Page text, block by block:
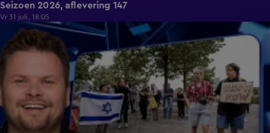
Seizoen 2026, aflevering 147
Vr 31 juli, 18:05
47:22